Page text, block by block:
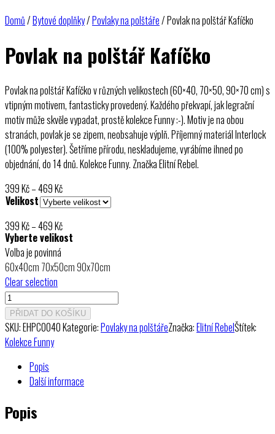
Domů/Bytové doplňky/Povlaky na polštáře/ Povlak na polštář Kafíčko
Povlak na polštář Kafíčko
Povlak na polštář Kafíčko v různých velikostech (60×40, 70×50, 90×70 cm) s
vtipným motivem, fantasticky provedený. Každého překvapí, jak legrační
motiv může skvěle vypadat, prostě kolekce Funny :-). Motiv je na obou
stranách, povlak je se zipem, neobsahuje výplň. Příjemný materiál Interlock
(100% polyester). Šetříme přírodu, neskladujeme, vyrábíme ihned po
objednání, do 14 dnů. Kolekce Funny. Značka Elitní Rebel.
399Kč–469KčRozpětí
cen:
až
469 Kč
Velikost
399Kč–469KčRozpětí
cen:
až
Vyberte velikost
Volba je povinná
60x40cm 70x50cm90x70cm
Clear selection
Povlak
na
polštář
Kafíčko
PŘIDAT DO KOŠÍKU
SKU:EHPC0040Kategorie:Povlaky na polštářeZnačka:Elitní RebelŠtítek:
Kolekce Funny
Popis
Další informace
Popis